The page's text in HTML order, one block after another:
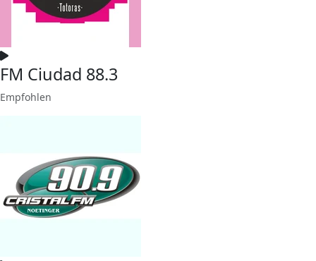
FM Ciudad 88.3
Empfohlen